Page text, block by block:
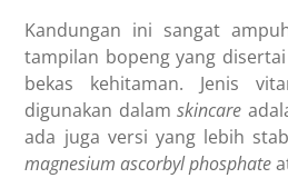
Kandungan ini sangat
tampilan bopeng yang
bekas kehitaman. Jenis
digunakan dalamskincare
ada juga versi yang lebih
magnesium ascorbyl phosphate